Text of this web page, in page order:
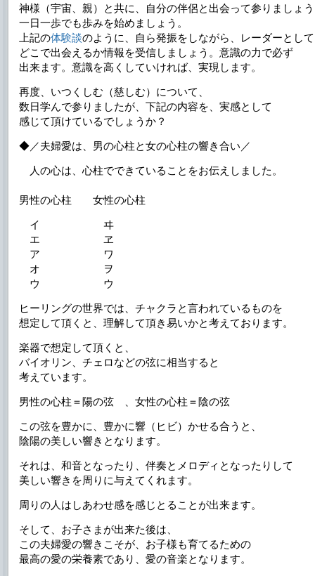
神様（宇宙、親）と共に、自分の伴侶と出会って参りましょ
一日一歩でも歩みを始めましょう。
上記の体験談のように、自ら発振をしながら、レーダーとして
どこで出会えるか情報を受信しましょう。意識の力で必ず
出来ます。意識を高くしていければ、実現します。
再度、いつくしむ（慈しむ）について、
数日学んで参りましたが、下記の内容を、実感として
感じて頂けているでしょうか？
◆／夫婦愛は、男の心柱と女の心柱の響き合い／
人の心は、心柱でできていることをお伝えしました。
男性の心柱 女性の心柱
イ ヰ
エ ヱ
ア ワ
オ ヲ
ウ ウ
ヒーリングの世界では、チャクラと言われているものを
想定して頂くと、理解して頂き易いかと考えております。
楽器で想定して頂くと、
バイオリン、チェロなどの弦に相当すると
考えています。
男性の心柱＝陽の弦 、女性の心柱＝陰の弦
この弦を豊かに、豊かに響（ヒビ）かせる合うと、
陰陽の美しい響きとなります。
それは、和音となったり、伴奏とメロディとなったりして
美しい響きを周りに与えてくれます。
周りの人はしあわせ感を感じとることが出来ます。
そして、お子さまが出来た後は、
この夫婦愛の響きこそが、お子様も育てるための
最高の愛の栄養素であり、愛の音楽となります。